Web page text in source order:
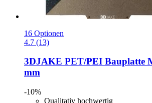
16 Optionen
4.7 (13)
3DJAKE PET/PEI Bauplatte
mm
-10%
Qualitativ hochwertig